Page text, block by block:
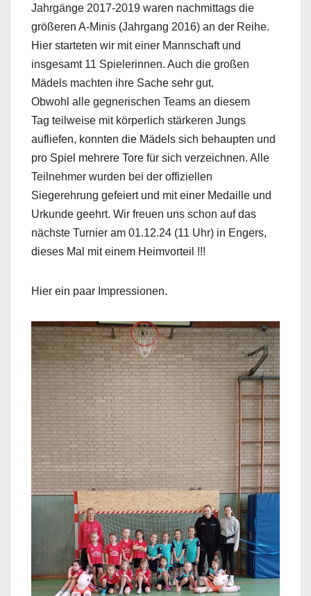
Jahrgänge 2017-2019 waren nachmittags die
größeren A-Minis (Jahrgang 2016) an der Reihe.
Hier starteten wir mit einer Mannschaft und
insgesamt 11 Spielerinnen. Auch die großen
Mädels machten ihre Sache sehr gut.
Obwohl alle gegnerischen Teams an diesem
Tag teilweise mit körperlich stärkeren Jungs
aufliefen, konnten die Mädels sich behaupten und
pro Spiel mehrere Tore für sich verzeichnen. Alle
Teilnehmer wurden bei der offiziellen
Siegerehrung gefeiert und mit einer Medaille und
Urkunde geehrt. Wir freuen uns schon auf das
nächste Turnier am 01.12.24 (11 Uhr) in Engers,
dieses Mal mit einem Heimvorteil !!!
Hier ein paar Impressionen.